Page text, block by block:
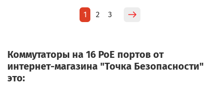
1 2 3
Коммутаторы на 16 PoE портов от
интернет-магазина "Точка Безопасности"
это: